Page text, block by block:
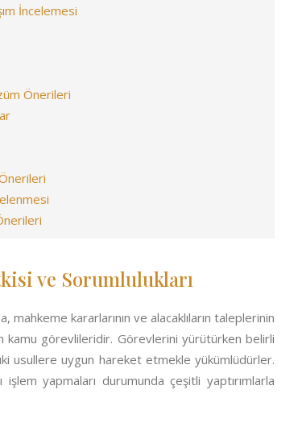
İncelemesi
Önerileri
ve Sorumlulukları
mahkeme kararlarının ve alacaklıların taleplerinin
görevlileridir. Görevlerini yürütürken belirli
usullere uygun hareket etmekle yükümlüdürler.
yapmaları durumunda çeşitli yaptırımlarla